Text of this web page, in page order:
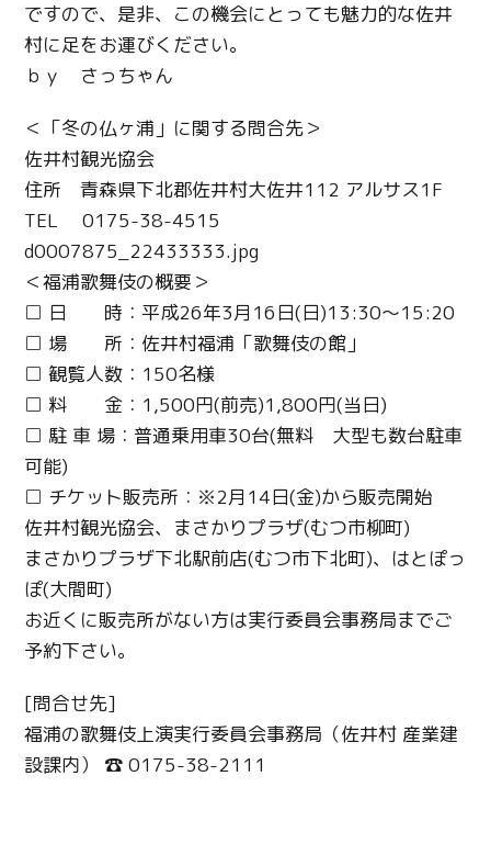
ですので、是非、この機会にとっても魅力的な佐井
村に足をお運びください。
ｂｙ さっちゃん
＜「冬の仏ヶ浦」に関する問合先＞
佐井村観光協会
住所 青森県下北郡佐井村大佐井112 アルサス1F
TEL 0175-38-4515
d0007875_22433333.jpg
＜福浦歌舞伎の概要＞
□ 日 時：平成26年3月16日(日)13:30～15:20
□ 場 所：佐井村福浦「歌舞伎の館」
□ 観覧人数：150名様
□ 料 金：1,500円(前売)1,800円(当日)
□ 駐 車 場：普通乗用車30台(無料 大型も数台駐車
可能)
□ チケット販売所：※2月14日(金)から販売開始
佐井村観光協会、まさかりプラザ(むつ市柳町)
まさかりプラザ下北駅前店(むつ市下北町)、はとぽっ
ぽ(大間町)
お近くに販売所がない方は実行委員会事務局までご
予約下さい。
[問合せ先]
福浦の歌舞伎上演実行委員会事務局（佐井村 産業建
設課内） ☎ 0175-38-2111